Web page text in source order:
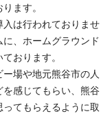
ます。
は行われておりませ
、ホームグラウンド
おります。
場や地元熊谷市の人
感じてもらい、熊谷
てもらえるように取